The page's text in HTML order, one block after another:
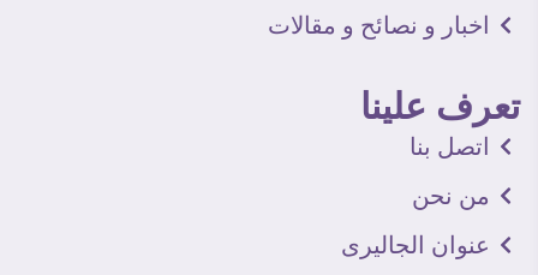
اخبار و نصائح و مقالات
تعرف علينا
اتصل بنا
من نحن
عنوان الجاليرى